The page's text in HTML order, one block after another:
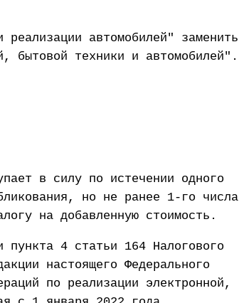
автомобилей" заменить
бытовой техники и автомобилей".
в силу по истечении одного
но не ранее 1-го числа
на добавленную стоимость.
4 статьи 164 Налогового
настоящего Федерального
по реализации электронной,